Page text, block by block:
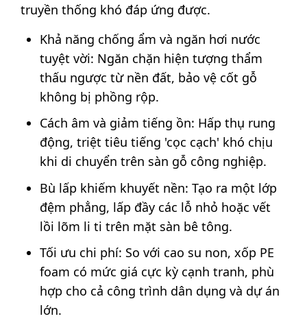
truyền thống khó đáp ứng được.
Khả năng chống ẩm và ngăn hơi nước
tuyệt vời: Ngăn chặn hiện tượng thẩm
thấu ngược từ nền đất, bảo vệ cốt gỗ
không bị phồng rộp.
Cách âm và giảm tiếng ồn: Hấp thụ rung
động, triệt tiêu tiếng 'cọc cạch' khó chịu
khi di chuyển trên sàn gỗ công nghiệp.
Bù lấp khiếm khuyết nền: Tạo ra một lớp
đệm phẳng, lấp đầy các lỗ nhỏ hoặc vết
lồi lõm li ti trên mặt sàn bê tông.
Tối ưu chi phí: So với cao su non, xốp PE
foam có mức giá cực kỳ cạnh tranh, phù
hợp cho cả công trình dân dụng và dự án
lớn.